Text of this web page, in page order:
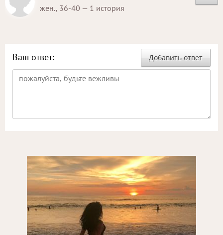
жен., 36-40 — 1 история
Добавить ответ
Ваш ответ: